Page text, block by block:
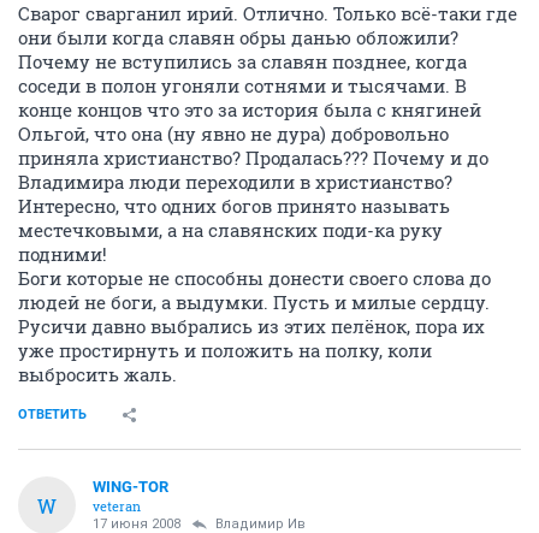
Сварог сварганил ирий. Отлично. Только всё-таки где
они были когда славян обры данью обложили?
Почему не вступились за славян позднее, когда
соседи в полон угоняли сотнями и тысячами. В
конце концов что это за история была с княгиней
Ольгой, что она (ну явно не дура) добровольно
приняла христианство? Продалась??? Почему и до
Владимира люди переходили в христианство?
Интересно, что одних богов принято называть
местечковыми, а на славянских поди-ка руку
подними!
Боги которые не способны донести своего слова до
людей не боги, а выдумки. Пусть и милые сердцу.
Русичи давно выбрались из этих пелёнок, пора их
уже простирнуть и положить на полку, коли
выбросить жаль.
ОТВЕТИТЬ
W
WING-TOR
veteran
17 июня 2008 Владимир Ив